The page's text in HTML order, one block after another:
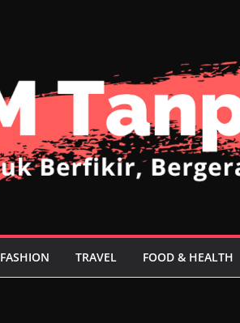
FASHION TRAVEL FOOD & HEALTH